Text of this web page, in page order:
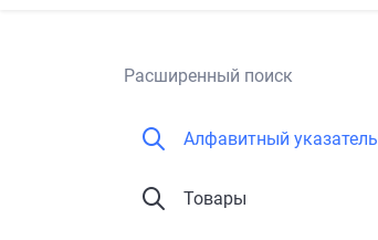
Расширенный поиск
Алфавитный указатель
Товары